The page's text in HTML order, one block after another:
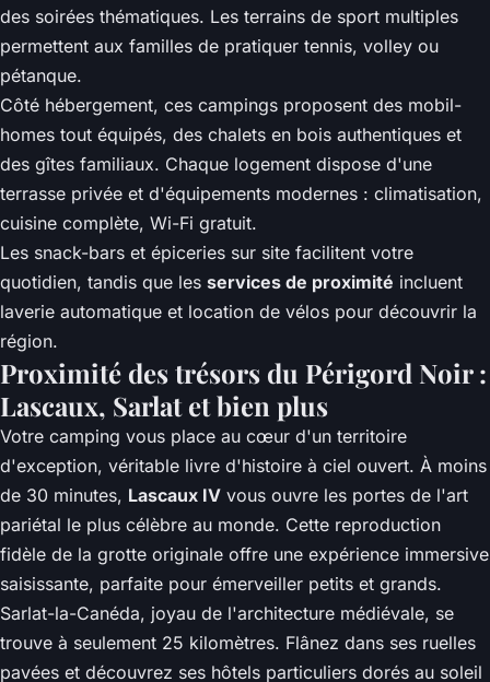
des soirées thématiques. Les terrains de sport multiples
permettent aux familles de pratiquer tennis, volley ou
pétanque.
Côté hébergement, ces campings proposent des mobil-
homes tout équipés, des chalets en bois authentiques et
des gîtes familiaux. Chaque logement dispose d'une
terrasse privée et d'équipements modernes : climatisation,
cuisine complète, Wi-Fi gratuit.
Les snack-bars et épiceries sur site facilitent votre
quotidien, tandis que les services de proximité incluent
laverie automatique et location de vélos pour découvrir la
région.
Proximité des trésors du Périgord Noir :
Lascaux, Sarlat et bien plus
Votre camping vous place au cœur d'un territoire
d'exception, véritable livre d'histoire à ciel ouvert. À moins
de 30 minutes, Lascaux IV vous ouvre les portes de l'art
pariétal le plus célèbre au monde. Cette reproduction
fidèle de la grotte originale offre une expérience immersive
saisissante, parfaite pour émerveiller petits et grands.
Sarlat-la-Canéda, joyau de l'architecture médiévale, se
trouve à seulement 25 kilomètres. Flânez dans ses ruelles
pavées et découvrez ses hôtels particuliers dorés au soleil